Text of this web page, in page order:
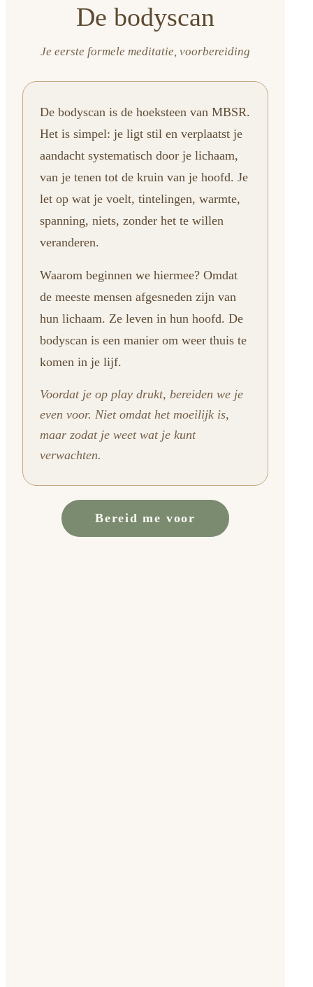
De bodyscan
Je eerste formele meditatie, voorbereiding
De bodyscan is de hoeksteen van MBSR.
Het is simpel: je ligt stil en verplaatst je
aandacht systematisch door je lichaam,
van je tenen tot de kruin van je hoofd. Je
let op wat je voelt, tintelingen, warmte,
spanning, niets, zonder het te willen
veranderen.
Waarom beginnen we hiermee? Omdat
de meeste mensen afgesneden zijn van
hun lichaam. Ze leven in hun hoofd. De
bodyscan is een manier om weer thuis te
komen in je lijf.
Voordat je op play drukt, bereiden we je
even voor. Niet omdat het moeilijk is,
maar zodat je weet wat je kunt
verwachten.
Bereid me voor